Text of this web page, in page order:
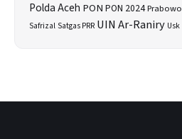
Polda Aceh PON PON 2024Prabowo
SafrizalSatgas PRR UIN Ar-Raniry Usk